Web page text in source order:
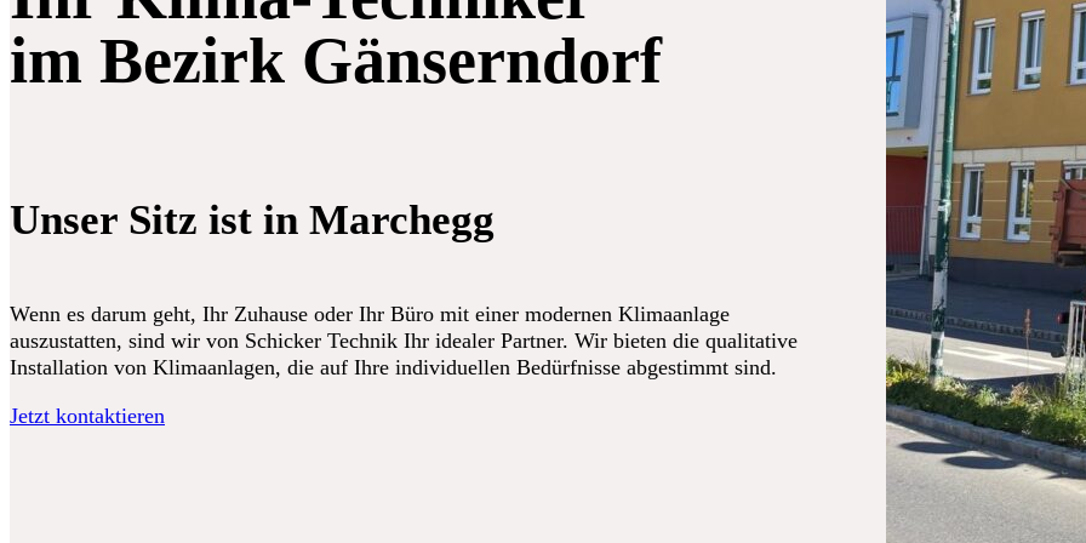
im Bezirk Gänserndorf
Unser Sitz ist in Marchegg
Wenn es darum geht, Ihr Zuhause oder Ihr Büro mit einer modernen Klimaanlage
auszustatten, sind wir von Schicker Technik Ihr idealer Partner. Wir bieten die qualitative
Installation von Klimaanlagen, die auf Ihre individuellen Bedürfnisse abgestimmt sind.
Jetzt kontaktieren